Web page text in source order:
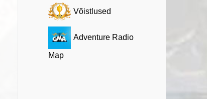
Võistlused
Adventure Radio
Map